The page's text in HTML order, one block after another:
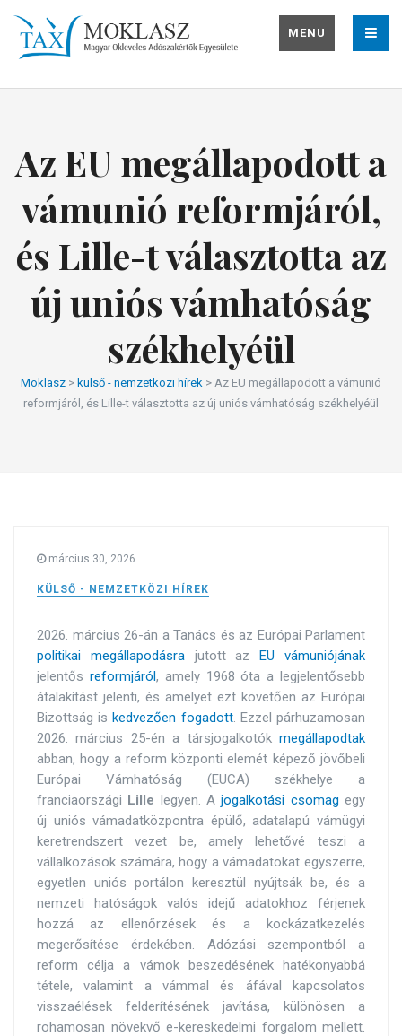
MENU
Az EU megállapodott a
vámunió reformjáról,
és Lille-t választotta az
új uniós vámhatóság
székhelyéül
Moklasz > külső - nemzetközi hírek > Az EU megállapodott a vámunió
reformjáról, és Lille-t választotta az új uniós vámhatóság székhelyéül
március 30, 2026
KÜLSŐ - NEMZETKÖZI HÍREK
2026. március 26-án a Tanács és az Európai Parlament
politikai megállapodásrajutott azEU vámuniójának
jelentős reformjáról, amely 1968 óta a legjelentősebb
átalakítást jelenti, és amelyet ezt követően az Európai
Bizottság iskedvezően fogadott. Ezzel párhuzamosan
2026. március 25-én a társjogalkotók megállapodtak
abban, hogy a reform központi elemét képező jövőbeli
Európai Vámhatóság (EUCA) székhelye a
franciaországi Lille legyen. Ajogalkotási csomag egy
új uniós vámadatközpontra épülő, adatalapú vámügyi
keretrendszert vezet be, amely lehetővé teszi a
vállalkozások számára, hogy a vámadatokat egyszerre,
egyetlen uniós portálon keresztül nyújtsák be, és a
nemzeti hatóságok valós idejű adatokhoz férjenek
hozzá az ellenőrzések és a kockázatkezelés
megerősítése érdekében. Adózási szempontból a
reform célja a vámok beszedésének hatékonyabbá
tétele, valamint a vámmal és áfával kapcsolatos
visszaélések felderítésének javítása, különösen a
rohamosan növekvő e-kereskedelmi forgalom mellett.